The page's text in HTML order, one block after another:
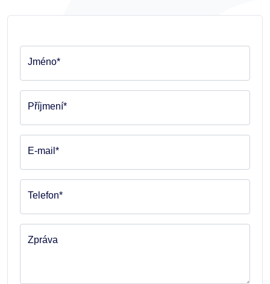
Jméno*
Příjmení*
E-mail*
Telefon*
Zpráva